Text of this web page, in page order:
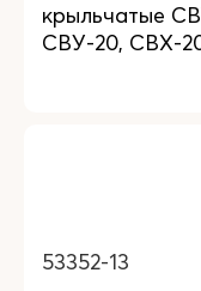
крыльчатые
СВУ-20, СВХ-
53352-13